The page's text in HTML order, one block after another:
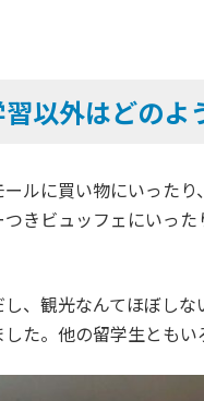
以外はどのよ
ールに買い物にいった
つきビュッフェにいっ
、観光なんてほぼし
た。他の留学生ともい